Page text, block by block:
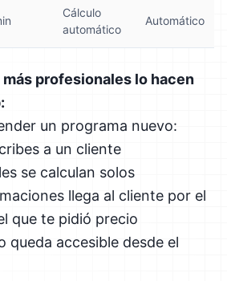
Cálculo
automático
Automático
más profesionales lo hacen
un programa nuevo:
a un cliente
se calculan solos
llega al cliente por el
que te pidió precio
queda accesible desde el